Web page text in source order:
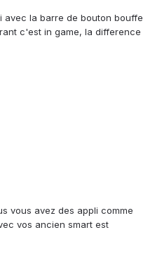
la barre de bouton bouffe
c'est in game, la difference
vous avez des appli comme
vos ancien smart est